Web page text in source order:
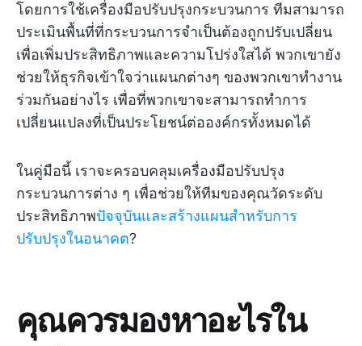
โดยการใช้เครื่องมือปรับปรุงกระบวนการ ทีมสามารถ
ประเมินพื้นที่ที่กระบวนการจำเป็นต้องถูกปรับเปลี่ยน
เพื่อเพิ่มประสิทธิภาพและความโปร่งใสได้ พวกเขายัง
ช่วยให้ธุรกิจเข้าใจว่าแผนกต่างๆ ของพวกเขาทำงาน
ร่วมกันอย่างไร เพื่อที่พวกเขาจะสามารถทำการ
เปลี่ยนแปลงที่เป็นประโยชน์ต่อองค์กรทั้งหมดได้
ในคู่มือนี้ เราจะครอบคลุมเครื่องมือปรับปรุง
กระบวนการต่าง ๆ เพื่อช่วยให้ทีมของคุณวัดระดับ
ประสิทธิภาพปัจจุบันและสร้างแผนสำหรับการ
ปรับปรุงในอนาคต?
คุณควรมองหาอะไรใน